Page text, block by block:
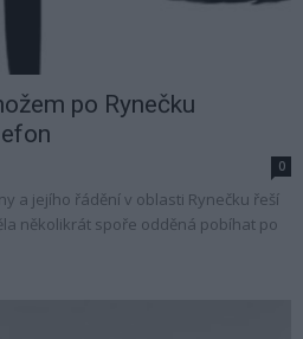
po Rynečku
0
a jejího řádění v oblasti Rynečku řeší
několikrát spoře odděná pobíhat po